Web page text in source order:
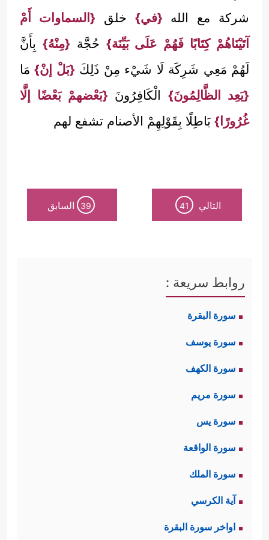
شركة مع الله {في} خلق {السماوات أَمْ
آتَيْنَاهُمْ كِتَابًا فَهُمْ عَلَى بَيِّنَة} حُجَّة {مِنْهُ} بِأَنَّ
لَهُمْ مَعِي شَرِكَة لَا شَيْء مِنْ ذَلِكَ {بَلْ إنْ}مَا
{يَعِد الظَّالِمُونَ}الْكَافِرُونَ {بَعْضهمْ بَعْضًا إلَّا
غُرُورًا} بَاطِلًا بِقَوْلِهِمْ الأصنام تشفع لهم
التالي 41
39 السابق
روابط سريعة :
سورة البقرة
سورة يوسف
سورة الكهف
سورة مريم
سورة يس
سورة الواقعة
سورة الملك
آية الكرسي
اواخر سورة البقرة